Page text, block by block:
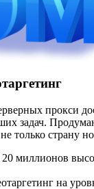
прокси
задач.
только страну
миллионов
на